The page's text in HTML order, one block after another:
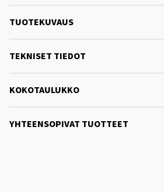
TUOTEKUVAUS
TEKNISET TIEDOT
KOKOTAULUKKO
YHTEENSOPIVAT TUOTTEET